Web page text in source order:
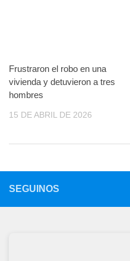
Frustraron el robo en una
vivienda y detuvieron a tres
hombres
15 DE ABRIL DE 2026
SEGUINOS